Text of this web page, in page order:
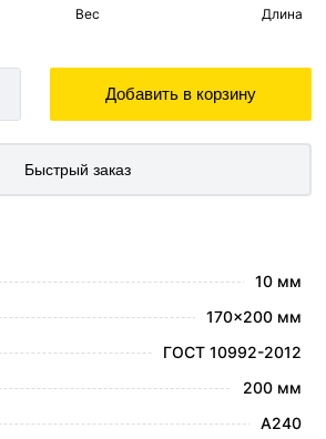
Вес Длина
Добавить в корзину
Быстрый заказ
10 мм
170x200 мм
ГОСТ 10992-2012
200 мм
А240